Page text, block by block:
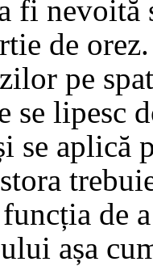
fi nevoită
de
pe
se lipesc
se aplică
de
așa